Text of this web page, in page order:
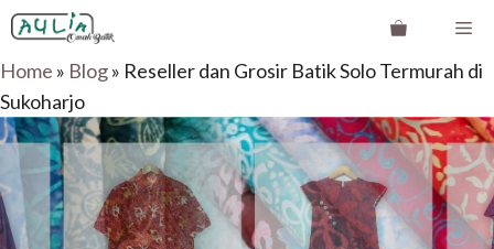
Langsung
ke
isi
Home » Blog» Reseller dan Grosir Batik Solo Termurah di
Sukoharjo